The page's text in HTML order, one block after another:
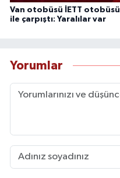
Van otobüsü İETT otobüsü
ile çarpıştı: Yaralılar var
Yorumlar